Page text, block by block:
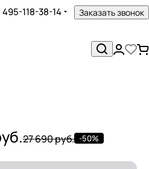
495-118-38-14 Заказать звонок
27 690 руб. -50%